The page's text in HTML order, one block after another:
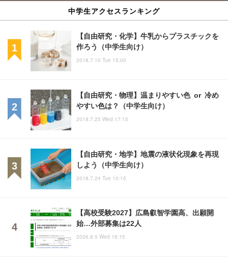
中学生アクセスランキング
【自由研究・化学】牛乳からプラスチックを
作ろう（中学生向け）
2018.7.10 Tue 15:00
【自由研究・物理】温まりやすい色 or 冷め
やすい色は？（中学生向け）
2018.7.25 Wed 17:15
【自由研究・地学】地震の液状化現象を再現
しよう（中学生向け）
2018.7.24 Tue 10:15
【高校受験2027】広島叡智学園高、出願開
始…外部募集は22人
2026.8.5 Wed 16:15